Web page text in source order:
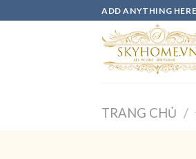
to
ADD ANYTHING
TRANG CHỦ /